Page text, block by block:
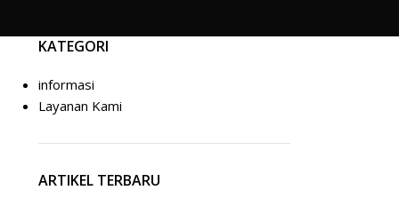
KATEGORI
informasi
Layanan Kami
ARTIKEL TERBARU